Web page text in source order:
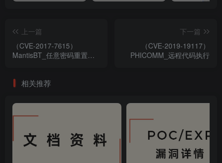
上一篇
（CVE-2017-7615）
MantisBT_任意密码重置漏
下一篇
（CVE-2019-19117）
PHICOMM_远程代码执行
相关推荐